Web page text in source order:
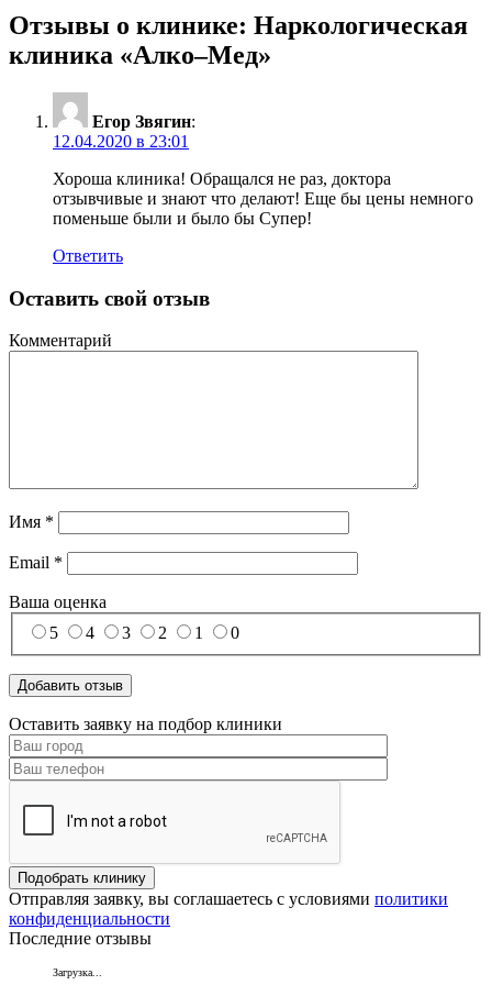
Отзывы о клинике: Наркологическая
клиника «Алко–Мед»
Егор Звягин:
12.04.2020 в 23:01
Хороша клиника! Обращался не раз, доктора
отзывчивые и знают что делают! Еще бы цены немного
поменьше были и было бы Супер!
Ответить
Оставить свой отзыв
Комментарий
Имя *
Email *
Ваша оценка
5
4 3 2 1 0
Оставить заявку на подбор клиники
Отправляя заявку, вы соглашаетесь с условиями политики
конфиденциальности
Последние отзывы
Загрузка...